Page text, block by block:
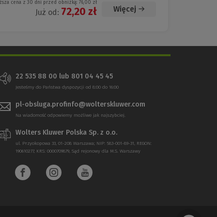
cena z 30 dni przed obniżką: 76,00 zł
Już od: 72,20 zł Więcej
22 535 88 00 lub 801 04 45 45
Jesteśmy do Państwa dyspozycji od 8:00 do 16:00
pl-obsluga.profinfo@wolterskluwer.com
Na wiadomość odpowiemy możliwe jak najszybciej.
Wolters Kluwer Polska Sp. z o.o.
ul. Przyokopowa 33, 01-208 Warszawa; NIP: 583-001-89-31, REGON:
190610277, KRS: 0000709879, Sąd rejonowy dla M.S. Warszawy